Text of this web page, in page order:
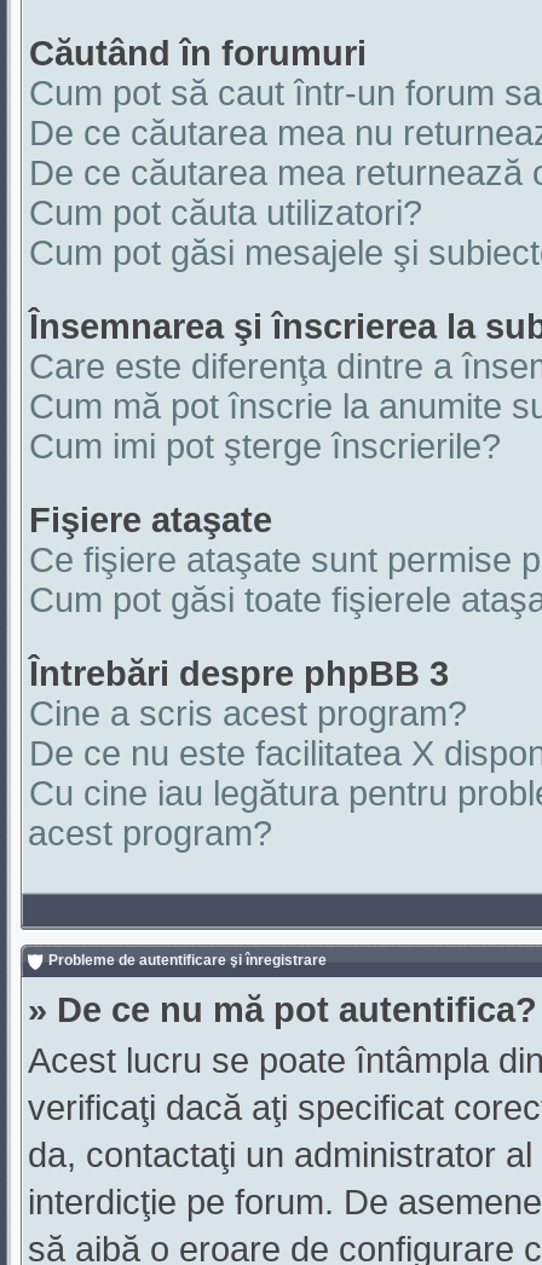
Căutând în forumuri
Cum pot să caut într-un forum
De ce căutarea mea nu
De ce căutarea mea returnează
Cum pot căuta utilizatori?
Cum pot găsi mesajele şi
Însemnarea şi înscrierea la
Care este diferenţa dintre a
Cum mă pot înscrie la anumite
Cum imi pot şterge înscrierile?
Fişiere ataşate
Ce fişiere ataşate sunt permise
Cum pot găsi toate fişierele
Întrebări despre phpBB 3
Cine a scris acest program?
De ce nu este facilitatea X
Cu cine iau legătura pentru
acest program?
Probleme de autentificare şi înregistrare
» De ce nu mă pot autentifica?
Acest lucru se poate întâmpla
verificaţi dacă aţi specificat
da, contactaţi un administrator
interdicţie pe forum. De
să aibă o eroare de configurare